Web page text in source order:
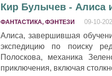
Кир Булычев - Алиса
ФАНТАСТИКА, ФЭНТЕЗИ 09-10-
Алиса, завершившая
экспедицию по поиску
Полоскова, механика
приключения, включая